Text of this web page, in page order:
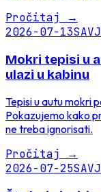
Pročitaj →
2026-07-13
Mokri tepisi u
ulazi u kabinu
Tepisi u autu mokri
Pokazujemo kako
ne treba ignorisati.
Pročitaj →
2026-07-25